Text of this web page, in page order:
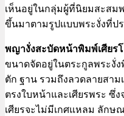
เห็นอยู่ในกลุ่มผู้ที่นิยมสะสม
ขึ้นมาตามรูปแบบพระงั่งที่ป
พญางั่งสะบัดหน้าพิมพ์เศียร
ขนาดจัดอยู่ในตระกูลพระงั่
ตัก ฐาน รวมถึงลวดลายสา
ตรงใบหน้าและเศียรพระ ซึ่
เศียรจะไม่มีเกศแหลม ลัก